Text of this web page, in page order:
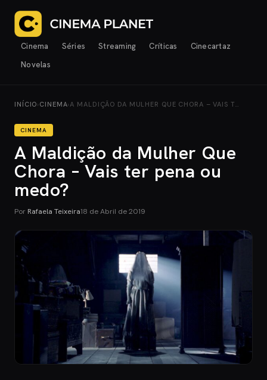
Cinema Séries Streaming Críticas
Cinecartaz
Novelas
INÍCIO› CINEMA›A MALDIÇÃO DA MULHER QUE CHORA – VAIS T…
CINEMA
A Maldição da Mulher Que
Chora – Vais ter pena ou
medo?
Por Rafaela Teixeira18 de Abril de 2019